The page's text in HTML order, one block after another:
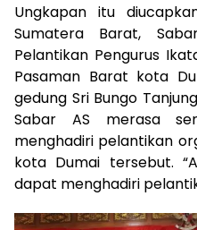
Ungkapan itu
Sumatera Barat,
Pelantikan Pengurus
Pasaman Barat kota
gedung Sri Bungo
Sabar AS merasa
menghadiri pelantikan
kota Dumai tersebut.
dapat menghadiri